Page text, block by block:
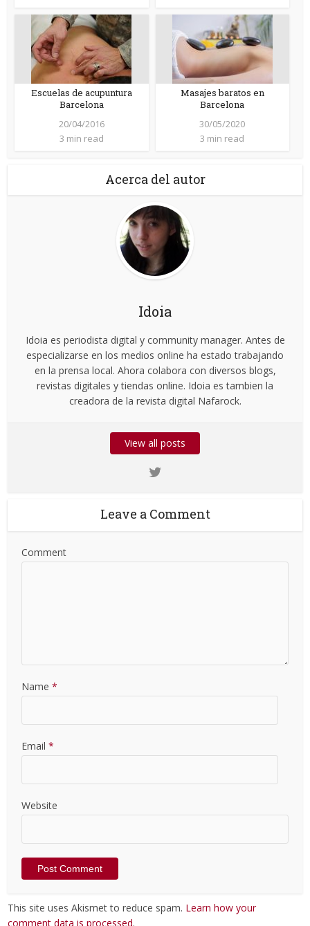
Escuelas de acupuntura
Barcelona
20/04/2016
3 min read
Masajes baratos en
Barcelona
30/05/2020
3 min read
Acerca del autor
Idoia
Idoia es periodista digital y community manager. Antes de
especializarse en los medios online ha estado trabajando
en la prensa local. Ahora colabora con diversos blogs,
revistas digitales y tiendas online. Idoia es tambien la
creadora de la revista digital Nafarock.
View all posts
Leave a Comment
Comment
Name *
Email *
Website
This site uses Akismet to reduce spam. Learn how your
comment data is processed.